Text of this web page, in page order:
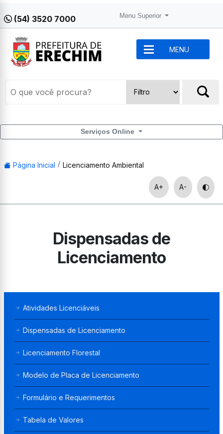
(54) 3520 7000 Menu Superior
MENU
Serviços Online
Página Inicial Licenciamento Ambiental
A+ A-
Dispensadas de
Licenciamento
Atividades Licenciáveis
Dispensadas de Licenciamento
Licenciamento Florestal
Modelo de Placa de Licenciamento
Formulário e Requerimentos
Tabela de Valores